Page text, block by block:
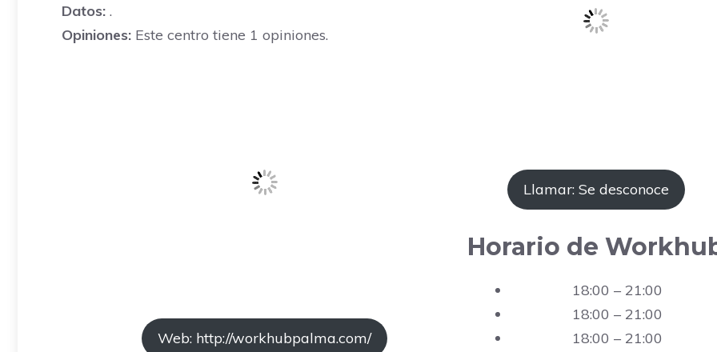
Datos: .
Opiniones: Este centro tiene 1 opiniones.
Web: http://workhubpalma.com/
Llamar: Se desconoce
Horario de
18:00 – 21:00
18:00 – 21:00
18:00 – 21:00